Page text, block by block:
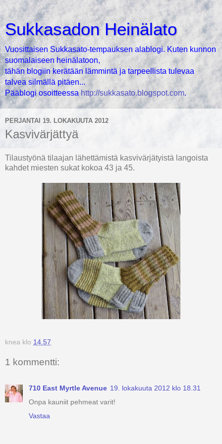
Sukkasadon Heinälato
Vuosittaisen Sukkasato-tempauksen alablogi. Kuten kunnon
suomalaiseen heinälatoon,
tähän blogiin kerätään lämmintä ja tarpeellista tulevaa
talvea silmällä pitäen...
Pääblogi osoitteessahttp://sukkasato.blogspot.com.
PERJANTAI 19. LOKAKUUTA 2012
Kasvivärjättyä
Tilaustyönä tilaajan lähettämistä kasvivärjätyistä langoista
kahdet miesten sukat kokoa 43 ja 45.
knea klo 14.57
1 kommentti:
710 East Myrtle Avenue 19. lokakuuta 2012 klo 18.31
Onpa kauniit pehmeat varit!
Vastaa